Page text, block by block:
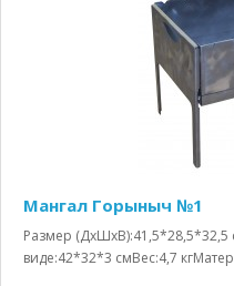
Мангал Горыныч №1
Размер
виде:42*32*3 смВес:4,7